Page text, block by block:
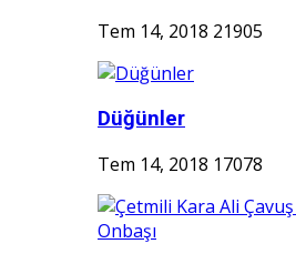
Tem 14, 2018 21905
Düğünler
Tem 14, 2018 17078